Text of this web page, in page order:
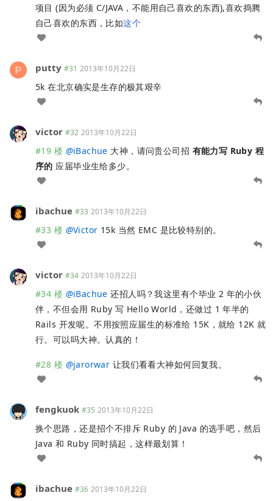
项目 (因为必须 C/JAVA，不能用自己喜欢的东西),喜欢捣腾
自己喜欢的东西，比如这个
putty #31 2013年10月22日
5k 在北京确实是生存的极其艰辛
victor #32 2013年10月22日
#19 楼 @iBachue 大神，请问贵公司招 有能力写 Ruby 程
序的 应届毕业生给多少。
ibachue #33 2013年10月22日
#33 楼 @Victor 15k 当然 EMC 是比较特别的。
victor #34 2013年10月22日
#34 楼 @iBachue 还招人吗？我这里有个毕业 2 年的小伙
伴，不但会用 Ruby 写 Hello World，还做过 1 年半的
Rails 开发呢。不用按照应届生的标准给 15K，就给 12K 就
行。可以吗大神。认真的！
#28 楼 @jarorwar 让我们看看大神如何回复我。
fengkuok #35 2013年10月22日
换个思路，还是招个不排斥 Ruby 的 Java 的选手吧，然后
Java 和 Ruby 同时搞起，这样最划算！
ibachue #36 2013年10月22日